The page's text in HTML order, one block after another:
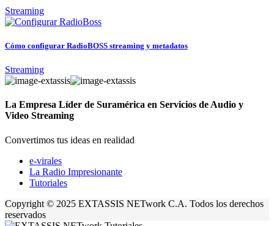
Streaming
Cómo configurar RadioBOSS streaming y metadatos
Streaming
La Empresa Líder de Suramérica en Servicios de Audio y
Video Streaming
Convertimos tus ideas en realidad
e-virales
La Radio Impresionante
Tutoriales
Copyright © 2025 EXTASSIS NETwork C.A. Todos los derechos
reservados